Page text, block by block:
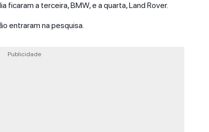
ficaram a terceira, BMW, e a quarta, Land Rover.
entraram na pesquisa.
Publicidade